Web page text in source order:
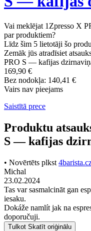
Vai meklējat 1Zpresso X
par produktiem?
Līdz šim 5 lietotāji šo
Zemāk jūs atradīsiet
PRO S — kafijas
169,90 €
Bez nodokļa: 140,41 €
Vairs nav pieejams
Saistītā prece
Produktu
S — kafijas
• Novērtēts plkst
Michal
23.02.2024
Tas var sasmalcināt gan
iesaku.
Dokáže namlít jak na
doporučuji.
Tulkot Skatīt oriģinālu